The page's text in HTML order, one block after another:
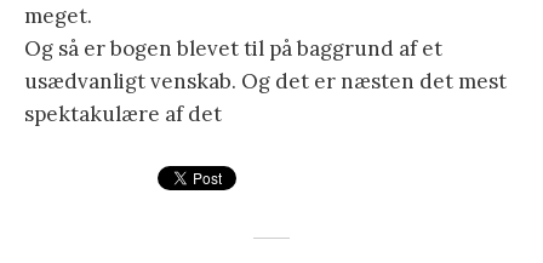
meget.
Og så er bogen blevet til på baggrund af et
usædvanligt venskab. Og det er næsten det mest
spektakulære af det